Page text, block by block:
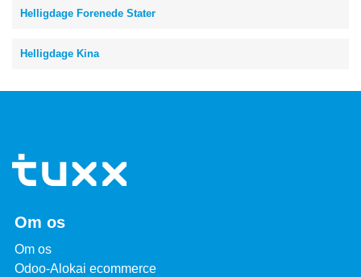
Helligdage Forenede Stater
Helligdage Kina
Om os
Om os
Odoo-Alokai ecommerce